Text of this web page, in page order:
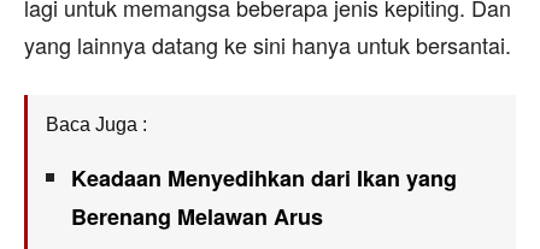
lagi untuk memangsa beberapa jenis kepiting. Dan
yang lainnya datang ke sini hanya untuk bersantai.
Baca Juga :
Keadaan Menyedihkan dari Ikan yang
Berenang Melawan Arus